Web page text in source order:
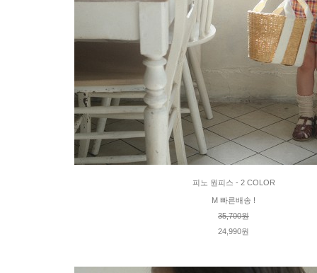
피노 원피스 - 2 COLOR
M 빠른배송 !
35,700원
24,990원